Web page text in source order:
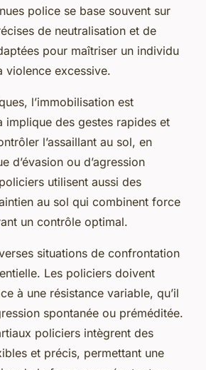
police se base souvent sur
de neutralisation et de
pour maîtriser un individu
violence excessive.
l’immobilisation est
implique des gestes rapides et
l’assaillant au sol, en
d’évasion ou d’agression
utilisent aussi des
au sol qui combinent force
un contrôle optimal.
situations de confrontation
Les policiers doivent
à une résistance variable, qu’il
spontanée ou préméditée.
policiers intègrent des
et précis, permettant une